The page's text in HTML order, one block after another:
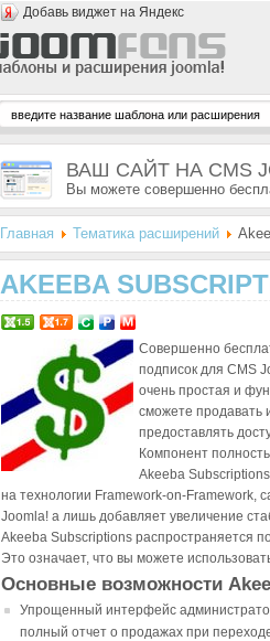
Добавь виджет на Яндекс
ВАШ САЙТ НА CMS
Вы можете совершенно
Главная Тематика расширений
AKEEBA
Совершенно
подписок для CMS
очень простая и
сможете продавать
предоставлять
Компонент
Akeeba
на технологии Framework-on-Framework,
Joomla! а лишь добавляет увеличение
Akeeba Subscriptions распространяется
Это означает, что вы можете
Основные возможности
Упрощенный интерфейс
полный отчет о продажах при